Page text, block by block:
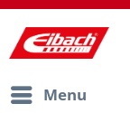
Menu